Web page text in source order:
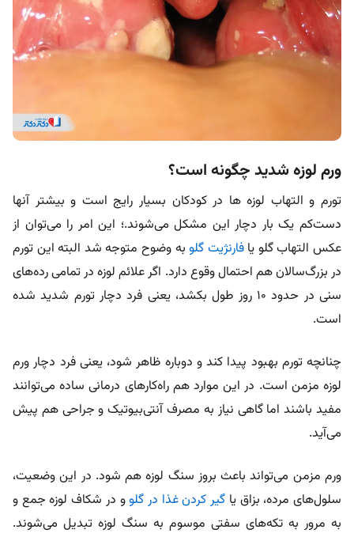
ورم لوزه شدید چگونه است؟
تورم و التهاب لوزه ها در کودکان بسیار رایج است و بیشتر آنها
دست‌کم یک‌ بار دچار این مشکل می‌شوند.؛ این امر را می‌توان از
عکس التهاب گلو یافارنژیت گلوبه وضوح متوجه شد البته این تورم
در بزرگ‌سالان هم احتمال وقوع دارد. اگر علائم لوزه در تمامی رده‌های
سنی در حدود ۱۰ روز طول بکشد، یعنی فرد دچار تورم شدید شده
است.
چنانچه تورم بهبود پیدا کند و دوباره ظاهر شود، یعنی فرد دچار ورم
لوزه مزمن است. در این موارد هم راه‌کارهای درمانی ساده می‌توانند
مفید باشند اما گاهی نیاز به مصرف آنتی‌بیوتیک و جراحی هم پیش
می‌آید.
ورم مزمن می‌تواند باعث بروز سنگ لوزه هم شود. در این وضعیت،
سلول‌های مرده، بزاق یا گیر کردن غذا در گلوو در شکاف لوزه جمع و
به مرور به تکه‌های سفتی موسوم به سنگ لوزه تبدیل می‌شوند.